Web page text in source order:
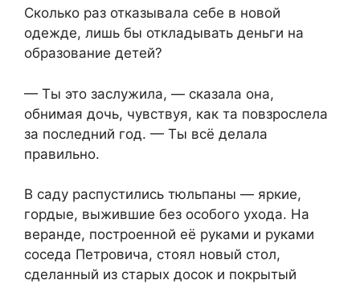
Сколько раз отказывала себе в новой
одежде, лишь бы откладывать деньги на
образование детей?
— Ты это заслужила, — сказала она,
обнимая дочь, чувствуя, как та повзрослела
за последний год. — Ты всё делала
правильно.
В саду распустились тюльпаны — яркие,
гордые, выжившие без особого ухода. На
веранде, построенной её руками и руками
соседа Петровича, стоял новый стол,
сделанный из старых досок и покрытый